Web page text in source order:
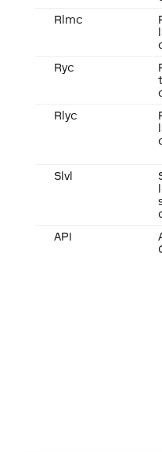
Rlmc
Ryc
Rlyc
Slvl
API